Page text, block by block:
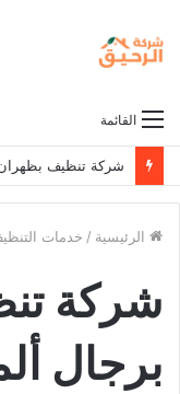
القائمة
الرئيسية / خدمات
شركة
برجال